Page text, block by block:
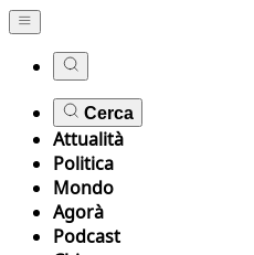
Cerca
Attualità
Politica
Mondo
Agorà
Podcast